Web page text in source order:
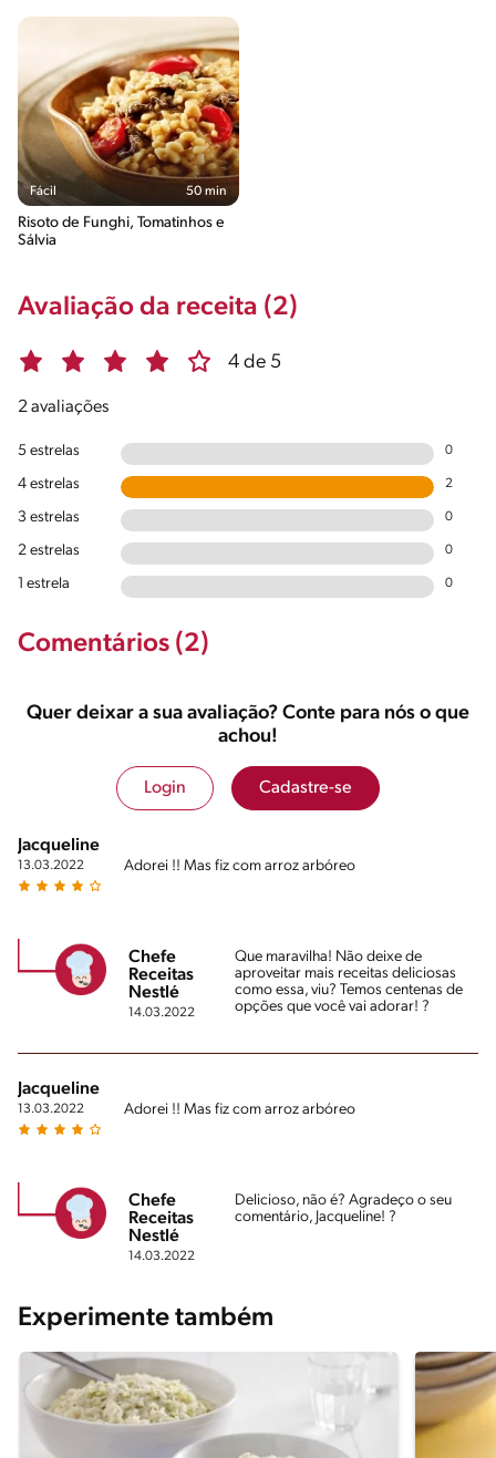
Fácil 50 min
Risoto de Funghi, Tomatinhos e
Sálvia
Avaliação da receita (2)
4 de 5
2 avaliações
5 estrelas 0
4 estrelas 2
3 estrelas 0
2 estrelas 0
1 estrela 0
Comentários (2)
Quer deixar a sua avaliação? Conte para nós o que
achou!
Login Cadastre-se
Jacqueline
13.03.2022 Adorei !! Mas fiz com arroz arbóreo
Chefe
Receitas
Nestlé
14.03.2022
Que maravilha! Não deixe de
aproveitar mais receitas deliciosas
como essa, viu? Temos centenas de
opções que você vai adorar! ?
Jacqueline
13.03.2022 Adorei !! Mas fiz com arroz arbóreo
Chefe
Receitas
Nestlé
14.03.2022
Delicioso, não é? Agradeço o seu
comentário, Jacqueline! ?
Experimente também